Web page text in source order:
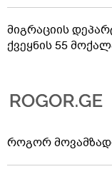
მიგრაციის
ქვეყნის 55
როგორ